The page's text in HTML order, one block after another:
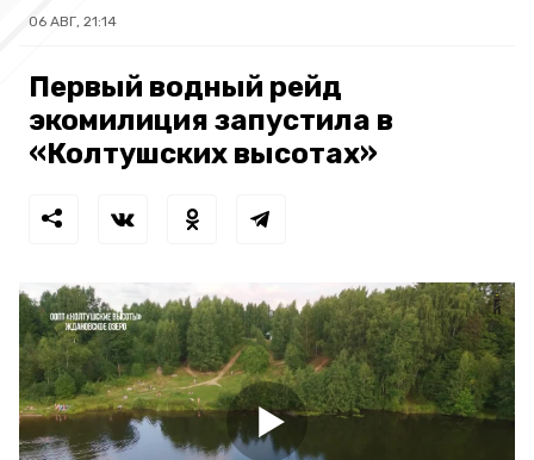
06 АВГ, 21:14
Первый водный рейд
экомилиция запустила в
«Колтушских высотах»